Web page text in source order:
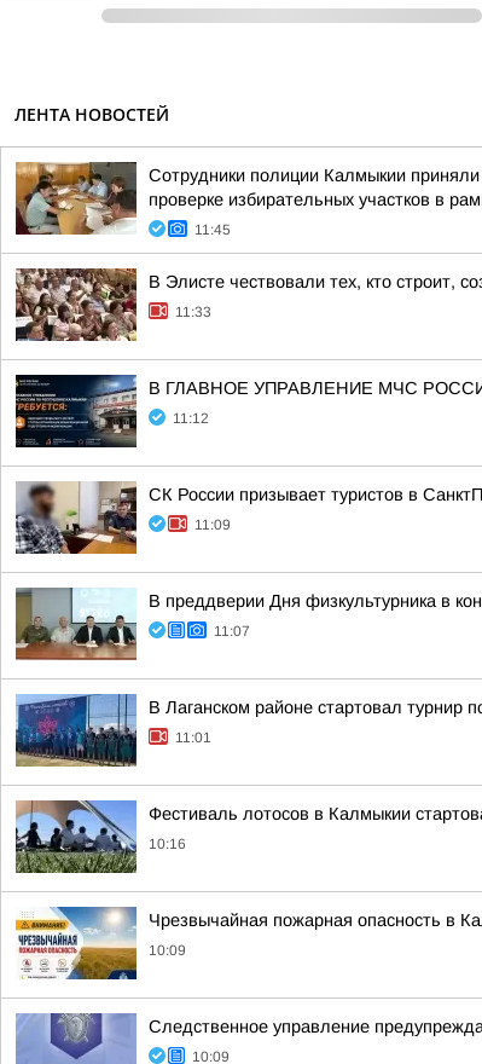
ЛЕНТА НОВОСТЕЙ
Сотрудники полиции Калмыкии приняли
проверке избирательных участков в
11:45
В Элисте чествовали тех, кто строит,
11:33
В ГЛАВНОЕ УПРАВЛЕНИЕ МЧС
11:12
СК России призывает туристов в
11:09
В преддверии Дня физкультурника в
11:07
В Лаганском районе стартовал турнир
11:01
Фестиваль лотосов в Калмыкии
10:16
Чрезвычайная пожарная опасность в
10:09
Следственное управление
10:09